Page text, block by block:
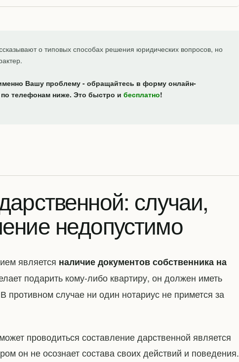
о типовых способах решения юридических вопросов, но
Вашу проблему - обращайтесь в форму онлайн-
по телефонам ниже. Это быстро и бесплатно!
случаи,
недопустимо
является наличие документов собственника на
подарить кому-либо квартиру, он должен иметь
противном случае ни один нотариус не примется за
проводиться составление дарственной является
он не осознает состава своих действий и поведения.